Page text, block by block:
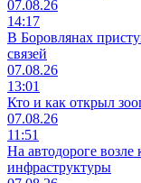
07.08.26
14:17
В Боровлянах
связей
07.08.26
13:01
Кто и как открыл
07.08.26
11:51
На автодороге
инфраструктуры